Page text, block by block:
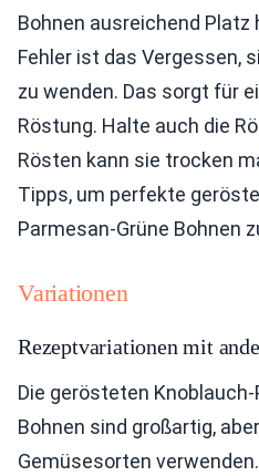
Bohnen ausreichend Platz
Fehler ist das Vergessen,
zu wenden. Das sorgt für
Röstung. Halte auch die
Rösten kann sie trocken
Tipps, um perfekte
Parmesan-Grüne Bohnen
Variationen
Rezeptvariationen mit
Die gerösteten
Bohnen sind großartig,
Gemüsesorten